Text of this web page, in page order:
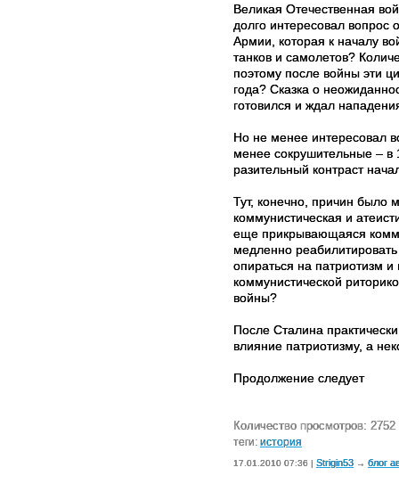
Великая Отечественная
долго интересовал
Армии, которая к началу
танков и самолетов?
поэтому после войны эти
года? Сказка о
готовился и ждал
Но не менее интересовал
менее сокрушительные – в
разительный контраст
Тут, конечно, причин было
коммунистическая и
еще прикрывающаяся
медленно
опираться на патриотизм
коммунистической
войны?
После Сталина
влияние патриотизму, а
Продолжение следует
Количество просмотров: 2752
теги: история
17.01.2010 07:36 | Strigin53 → блог